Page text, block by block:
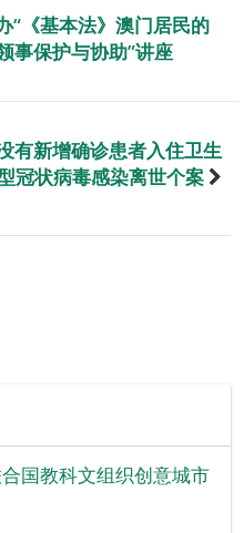
“《基本法》澳门居民的
事保护与协助”讲座
有新增确诊患者入住卫生
冠状病毒感染离世个案
国教科文组织创意城市